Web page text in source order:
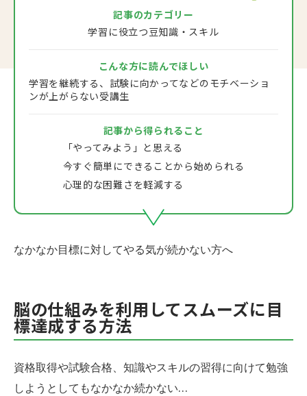
記事のカテゴリー
学習に役立つ豆知識・スキル
こんな方に読んでほしい
学習を継続する、試験に向かってなどのモチベーショ
ンが上がらない受講生
記事から得られること
「やってみよう」と思える
今すぐ簡単にできることから始められる
心理的な困難さを軽減する
なかなか目標に対してやる気が続かない方へ
脳の仕組みを利用してスムーズに目
標達成する方法
資格取得や試験合格、知識やスキルの習得に向けて勉強
しようとしてもなかなか続かない…